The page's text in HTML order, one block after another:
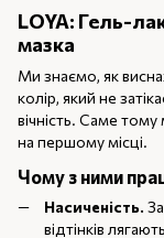
LOYA: Гель-
мазка
Ми знаємо, як
колір, який не
вічність. Саме
на першому місці.
Чому з ними
Насиченість.
відтінків